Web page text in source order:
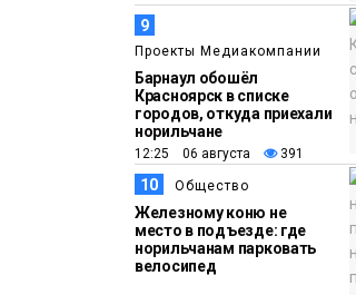
9
Проекты Медиакомпании
Барнаул обошёл
Красноярск в списке
городов, откуда приехали
норильчане
12:25 06 августа 391
10 Общество
Железному коню не
место в подъезде: где
норильчанам парковать
велосипед